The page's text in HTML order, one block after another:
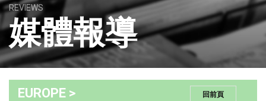
REVIEWS
媒體報導
回前頁
EUROPE >